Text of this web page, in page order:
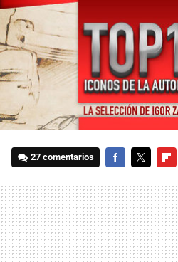
27 comentarios